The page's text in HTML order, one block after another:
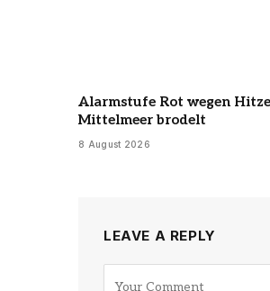
Alarmstufe Rot wegen
Mittelmeer brodelt
8 August 2026
LEAVE A REPLY